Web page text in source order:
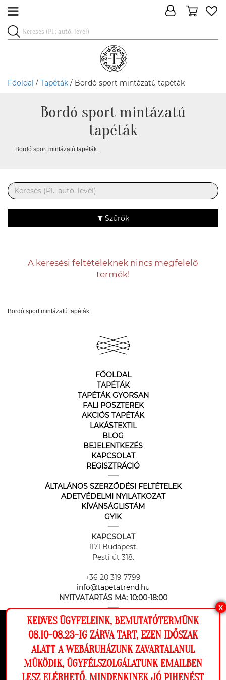
Ez a weboldal cookie-kat használ, hogy a
lehető legjobb élményt nyújtsa honlapunkon.
Beállítások
Főoldal / Tapéták / Bordó sport mintázatú tapéták
Bordó sport mintázatú
tapéták
Bordó sport mintázatú tapéták.
Szűrők
A keresési feltételeknek nincs megfelelő
termék!
Bordó sport mintázatú tapéták.
FŐOLDAL
TAPÉTÁK
TAPÉTÁK GYORSAN
FALI POSZTEREK
AKCIÓS TAPÉTÁK
LAKÁSTEXTIL
BLOG
BEJELENTKEZÉS
KAPCSOLAT
REGISZTRÁCIÓ
ÁLTALÁNOS SZERZŐDÉSI FELTÉTELEK
ADETVÉDELMI NYILATKOZAT
KÍVÁNSÁGLISTÁM
GYIK
KAPCSOLAT
1171 Budapest,
Pesti út 318.
+36 20 319 7799
info@tapetatrend.hu
NYITVATARTÁS MA: 10:00-18:00
Az online fizetést a Barion Payment Zrt. biztosítja, MNB engedély
száma: H-EN-I-1064/2013
X
KEDVES ÜGYFELEINK, BEMUTATÓTERMÜNK
08.10-08.23-IG ZÁRVA TART, EZEN IDŐSZAK
ALATT A WEBÁRUHÁZUNK ZAVARTALANUL
MÜKÖDIK, ÜGYFÉLSZOLGÁLATUNK EMAILBEN